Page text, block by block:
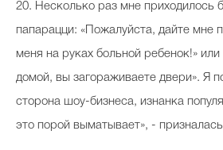
20. Несколько раз мне приходилось
папарацци: «Пожалуйста, дайте мне
меня на руках больной ребенок!»
домой, вы загораживаете двери». Я
сторона шоу-бизнеса, изнанка
это порой выматывает», -